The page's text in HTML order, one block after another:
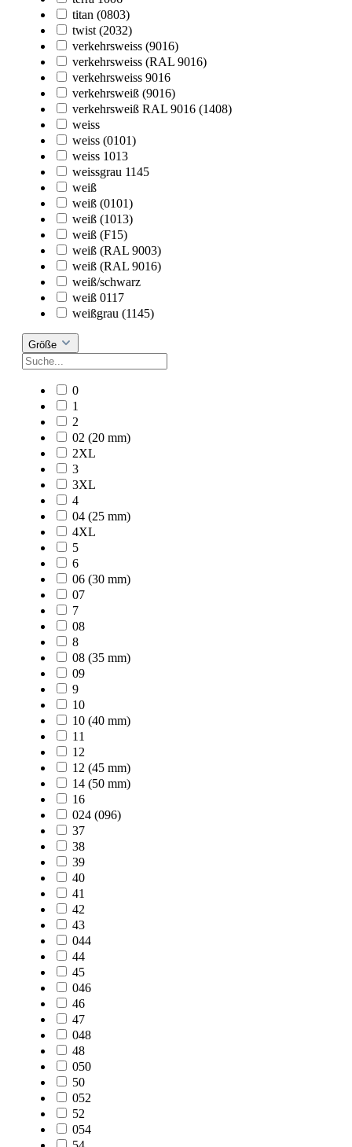
titan (0803)
twist (2032)
verkehrsweiss (9016)
verkehrsweiss (RAL 9016)
verkehrsweiss 9016
verkehrsweiß (9016)
verkehrsweiß RAL 9016 (1408)
weiss
weiss (0101)
weiss 1013
weissgrau 1145
weiß
weiß (0101)
weiß (1013)
weiß (F15)
weiß (RAL 9003)
weiß (RAL 9016)
weiß/schwarz
weiß 0117
weißgrau (1145)
Größe
0
1
2
02 (20 mm)
2XL
3
3XL
4
04 (25 mm)
4XL
5
6
06 (30 mm)
07
7
08
8
08 (35 mm)
09
9
10
10 (40 mm)
11
12
12 (45 mm)
14 (50 mm)
16
024 (096)
37
38
39
40
41
42
43
044
44
45
046
46
47
048
48
050
50
052
52
054